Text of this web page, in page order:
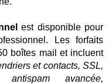
est disponible pour
Les forfaits
boîtes mail et incluent
et contacts, SSL,
avancée,